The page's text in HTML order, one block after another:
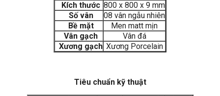
Kích thước 800 x 800 x 9 mm
Số vân
08 vân ngẫu nhiên
Bề mặt
Men matt mịn
Vân gạch
Vân đá
Xương gạch Xương Porcelain
Tiêu chuẩn kỹ thuật